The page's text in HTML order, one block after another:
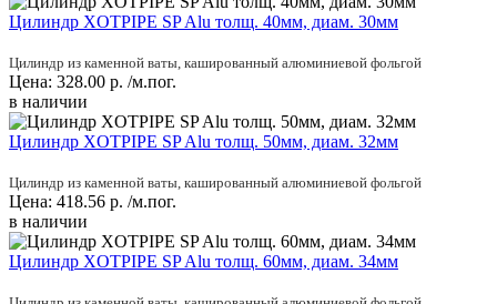
Цилиндр XOTPIPE SP Alu толщ. 40мм, диам. 30мм
Цилиндр из каменной ваты, кашированный алюминиевой фольгой
Цена: 328.00 р. /м.пог.
в наличии
Цилиндр XOTPIPE SP Alu толщ. 50мм, диам. 32мм
Цилиндр из каменной ваты, кашированный алюминиевой фольгой
Цена: 418.56 р. /м.пог.
в наличии
Цилиндр XOTPIPE SP Alu толщ. 60мм, диам. 34мм